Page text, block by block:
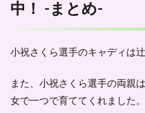
中！ -まとめ-
小祝さくら選手のキャディは
また、小祝さくら選手の両親
女で一つで育ててくれました。